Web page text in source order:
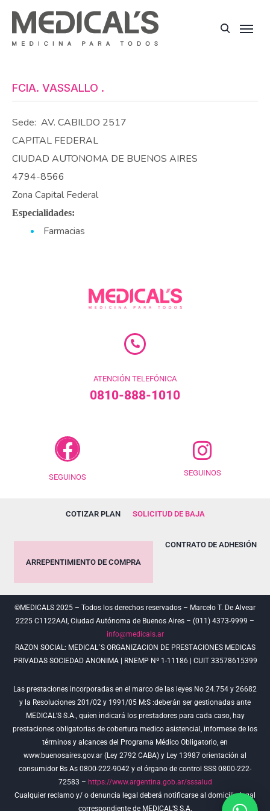
FCIA. VASSALLO .
Sede: AV. CABILDO 2517
CAPITAL FEDERAL
CIUDAD AUTONOMA DE BUENOS AIRES
4794-8566
Zona Capital Federal
Especialidades:
Farmacias
ATENCIÓN TELEFÓNICA
0810-888-1010
SEGUINOS SEGUINOS
COTIZAR PLAN SOLICITUD DE BAJA
ARREPENTIMIENTO DE COMPRA
CONTRATO DE ADHESIÓN
©MEDICALS 2025 – Todos los derechos reservados – Marcelo T. De Alvear
2225 C1122AAI, Ciudad Autónoma de Buenos Aires – (011) 4373-9999 –
info@medicals.ar
RAZON SOCIAL: MEDICAL´S ORGANIZACION DE PRESTACIONES MEDICAS
PRIVADAS SOCIEDAD ANONIMA | RNEMP Nº 1-11186 | CUIT 33578615399
Las prestaciones incorporadas en el marco de las leyes No 24.754 y 26682
y la Resoluciones 201/02 y 1991/05 M:S :deberán ser gestionadas ante
MEDICAL’S S.A., quien indicará los prestadores para cada caso, hay
prestaciones obligatorias de cobertura medico asistencial, informese de los
términos y alcances del Programa Médico Obligatorio, en
www.buenosaires.gov.ar (Ley 2792 CABA) y Ley 13987 orientación al
consumidor Bs As 0800-222-9042 y el órgano de control SSS 0800-222-
72583 – https://www.argentina.gob.ar/sssalud
Cualquier reclamo y/ o denuncia legal deberá notificarse al domicilio legal
correspondiente de MEDICAL’S S.A.